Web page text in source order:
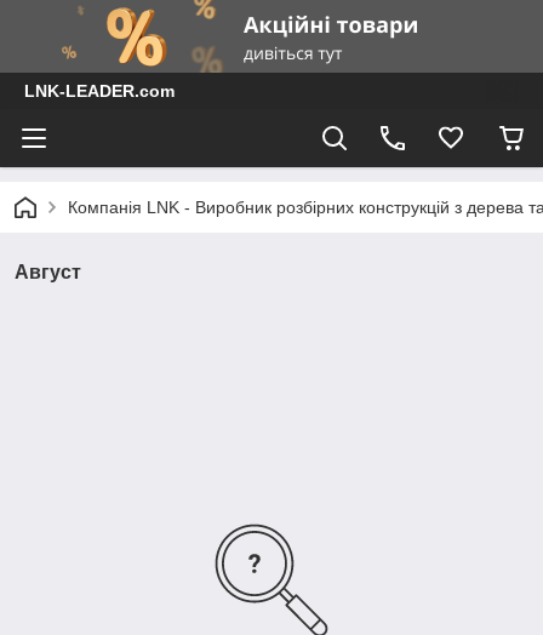
LNK-LEADER.com
Компанія LNK - Виробник розбірних конструкцій з дерева
Август